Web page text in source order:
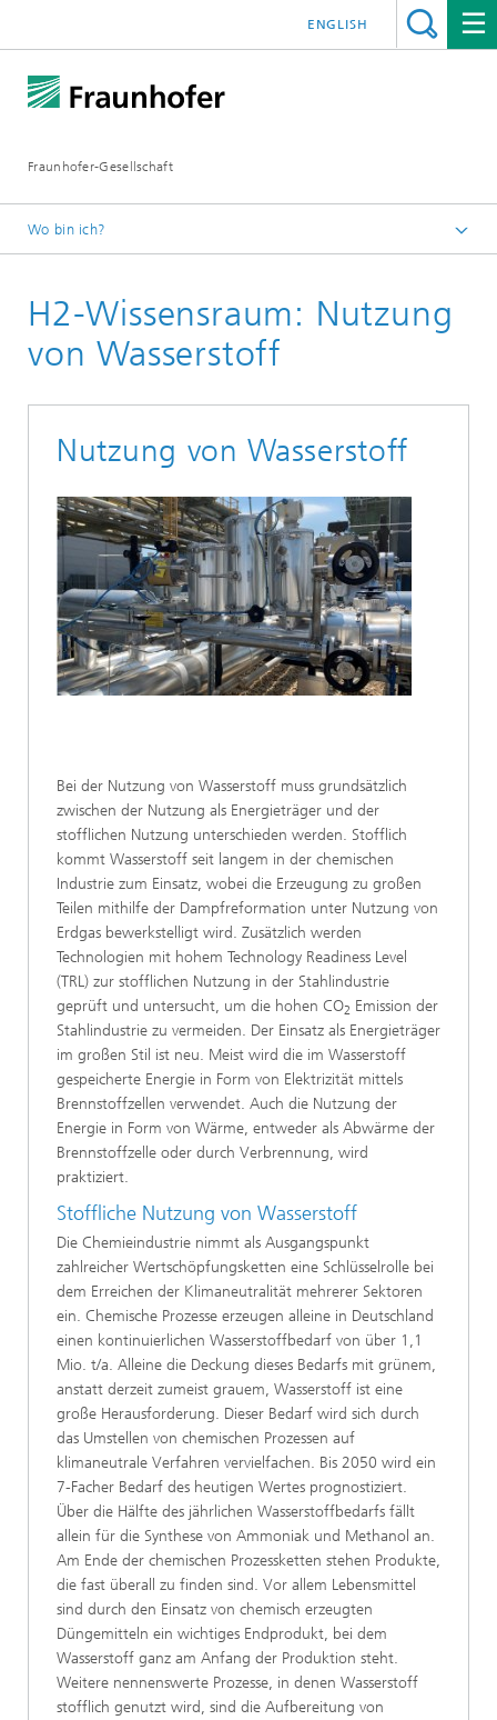
Fraunhofer-Gesellschaft
ENGLISH
Wo bin ich?
Wissensraum Wasserstoff
H2-Wissensraum: Nutzung
von Wasserstoff
Nutzung von Wasserstoff
Bei der Nutzung von Wasserstoff muss grundsätzlich
zwischen der Nutzung als Energieträger und der
stofflichen Nutzung unterschieden werden. Stofflich
kommt Wasserstoff seit langem in der chemischen
Industrie zum Einsatz, wobei die Erzeugung zu großen
Teilen mithilfe der Dampfreformation unter Nutzung von
Erdgas bewerkstelligt wird. Zusätzlich werden
Technologien mit hohem Technology Readiness Level
(TRL) zur stofflichen Nutzung in der Stahlindustrie
geprüft und untersucht, um die hohen CO2 Emission der
Stahlindustrie zu vermeiden. Der Einsatz als Energieträger
im großen Stil ist neu. Meist wird die im Wasserstoff
gespeicherte Energie in Form von Elektrizität mittels
Brennstoffzellen verwendet. Auch die Nutzung der
Energie in Form von Wärme, entweder als Abwärme der
Brennstoffzelle oder durch Verbrennung, wird
praktiziert.
Stoffliche Nutzung von Wasserstoff
Die Chemieindustrie nimmt als Ausgangspunkt
zahlreicher Wertschöpfungsketten eine Schlüsselrolle bei
dem Erreichen der Klimaneutralität mehrerer Sektoren
ein. Chemische Prozesse erzeugen alleine in Deutschland
einen kontinuierlichen Wasserstoffbedarf von über 1,1
Mio. t/a. Alleine die Deckung dieses Bedarfs mit grünem,
anstatt derzeit zumeist grauem, Wasserstoff ist eine
große Herausforderung. Dieser Bedarf wird sich durch
das Umstellen von chemischen Prozessen auf
klimaneutrale Verfahren vervielfachen. Bis 2050 wird ein
7-Facher Bedarf des heutigen Wertes prognostiziert.
Über die Hälfte des jährlichen Wasserstoffbedarfs fällt
allein für die Synthese von Ammoniak und Methanol an.
Am Ende der chemischen Prozessketten stehen Produkte,
die fast überall zu finden sind. Vor allem Lebensmittel
sind durch den Einsatz von chemisch erzeugten
Düngemitteln ein wichtiges Endprodukt, bei dem
Wasserstoff ganz am Anfang der Produktion steht.
Weitere nennenswerte Prozesse, in denen Wasserstoff
stofflich genutzt wird, sind die Aufbereitung von